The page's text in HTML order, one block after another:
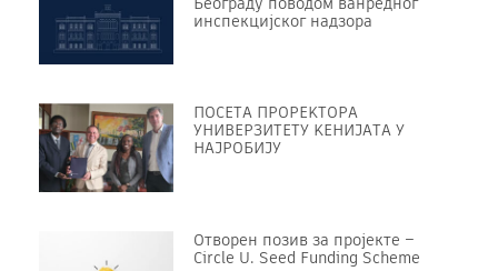
инспекцијског надзора
ПОСЕТА ПРОРЕKТОРА
УНИВЕРЗИТЕТУ KЕНИЈАТА У
НАЈРОБИЈУ
Отворен позив за пројекте –
Circle U. Seed Funding Scheme